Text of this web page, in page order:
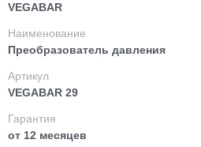
VEGABAR
Наименование
Преобразователь давления
Артикул
VEGABAR 29
Гарантия
от 12 месяцев